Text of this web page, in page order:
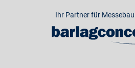
Ihr Partner für